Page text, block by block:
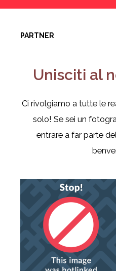
PARTNER
Unisciti al
Ci rivolgiamo a tutte le
solo! Se sei un
entrare a far parte